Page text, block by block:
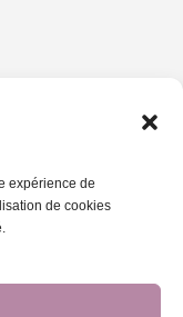
expérience de
de cookies